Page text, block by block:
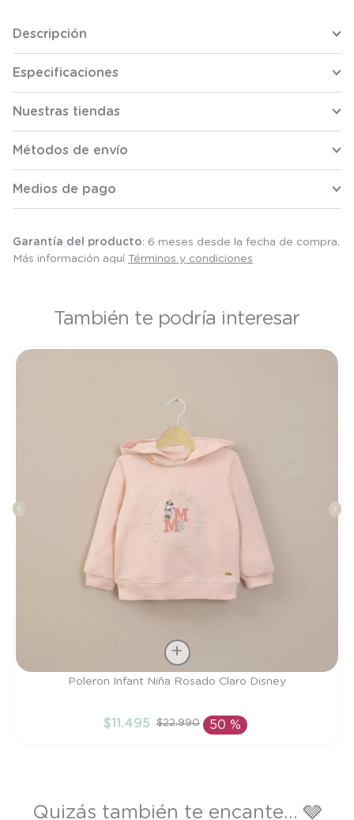
Descripción
Especificaciones
Nuestras tiendas
Métodos de envío
Medios de pago
Garantía del producto: 6 meses desde la fecha de compra.
Más información aquí Términos y condiciones
También te podría interesar
AÑADIR AL CARRITO
Poleron Infant Niña Rosado Claro Disney
$11 .495 $22.990 50 %
Quizás también te encante... 🩶